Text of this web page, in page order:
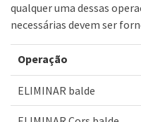
qualquer uma dessas
necessárias devem ser
Operação
ELIMINAR balde